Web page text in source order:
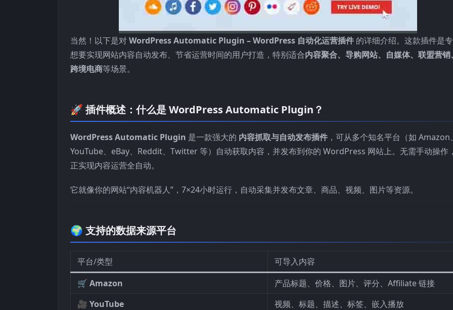
当然！以下是对WordPress Automatic Plugin – WordPress 自动化运营插件 的详细介绍。这款插件是
想要实现网站内容自动发布、节省运营时间的用户打造，特别适合内容聚合、导购网站、自媒体、联盟营销
跨境电商等场景。
🚀 插件概述：什么是 WordPress Automatic Plugin？
WordPress Automatic Plugin 是一款强大的 内容抓取与自动发布插件 ，可从多个知名平台（如 Amazon
YouTube、eBay、Reddit、Twitter 等）自动获取内容，并发布到你的 WordPress 网站上。无需手动操作
正实现内容运营全自动。
它就像你的网站“内容机器人”，7×24小时运行，自动采集并发布文章、商品、视频、图片等资源。
🌍 支持的数据来源平台
平台/类型
可导入内容
🛒 Amazon
产品标题、价格、图片、评分、Affiliate 链接
🎥 YouTube 视频、标题、描述、标签、嵌入播放